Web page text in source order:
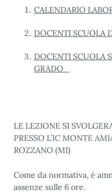
CALENDARIO
DOCENTI SCUOLA
DOCENTI SCUOLA
GRADO_
LE LEZIONE SI
PRESSO L’IC MONTE
ROZZANO (MI)
Come da normativa, è
assenze sulle 6 ore.